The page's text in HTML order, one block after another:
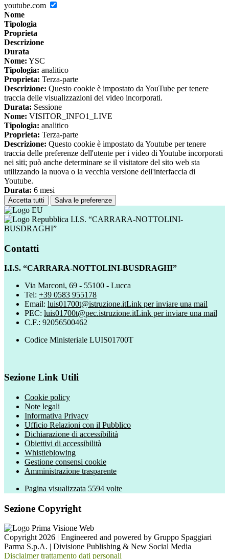
youtube.com
Nome
Tipologia
Proprieta
Descrizione
Durata
Nome: YSC
Tipologia: analitico
Proprieta: Terza-parte
Descrizione: Questo cookie è impostato da YouTube per tenere
traccia delle visualizzazioni dei video incorporati.
Durata: Sessione
Nome: VISITOR_INFO1_LIVE
Tipologia: analitico
Proprieta: Terza-parte
Descrizione: Questo cookie è impostato da Youtube per tenere
traccia delle preferenze dell'utente per i video di Youtube incorporati
nei siti; può anche determinare se il visitatore del sito web sta
utilizzando la nuova o la vecchia versione dell'interfaccia di
Youtube.
Durata: 6 mesi
Accetta tutti Salva le preferenze
I.I.S. “CARRARA-NOTTOLINI-
BUSDRAGHI”
Contatti
I.I.S. “CARRARA-NOTTOLINI-BUSDRAGHI”
Via Marconi, 69 - 55100 - Lucca
Tel: +39 0583 955178
Email: luis01700t@istruzione.itLink per inviare una mail
PEC: luis01700t@pec.istruzione.itLink per inviare una mail
C.F.: 92056500462
Codice Ministeriale LUIS01700T
Sezione Link Utili
Cookie policy
Note legali
Informativa Privacy
Ufficio Relazioni con il Pubblico
Dichiarazione di accessibilità
Obiettivi di accessibilità
Whistleblowing
Gestione consensi cookie
Amministrazione trasparente
Pagina visualizzata 5594 volte
Sezione Copyright
Copyright 2026 | Engineered and powered by Gruppo Spaggiari
Parma S.p.A. | Divisione Publishing & New Social Media
Disclaimer trattamento dati personali